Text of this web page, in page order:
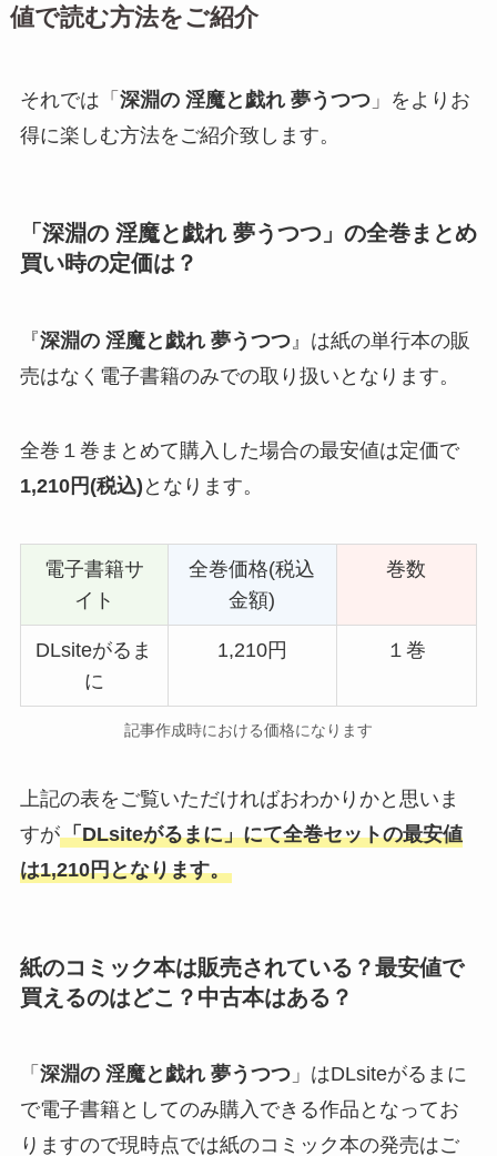
値で読む方法をご紹介
それでは 「 深淵の 淫魔と戯れ 夢うつつ」 をよりお
得に楽しむ方法をご紹介致します。
「 深淵の 淫魔と戯れ 夢うつつ 」の全巻まとめ
買い時の定価は？
『深淵の 淫魔と戯れ 夢うつつ』は紙の単行本の販
売はなく電子書籍のみでの取り扱いとなります。
全巻１巻まとめて購入した場合の最安値は定価で
1,210円(税込) となります。
電子書籍サ
イト
全巻価格(税込
金額)
巻数
DLsiteがるま
に
1,210円 １巻
記事作成時における価格になります
上記の表をご覧いただければおわかりかと思いま
すが「DLsiteがるまに」にて全巻セットの最安値
は1,210円となります。
紙のコミック本は販売されている？最安値で
買えるのはどこ？中古本はある？
「 深淵の 淫魔と戯れ 夢うつつ」はDLsiteがるまに
で電子書籍としてのみ購入できる作品となってお
りますので現時点では紙のコミック本の発売はご